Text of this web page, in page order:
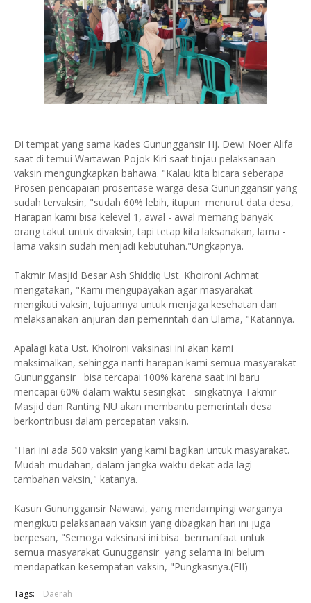
Di tempat yang sama kades Gununggansir Hj. Dewi Noer Alifa
saat di temui Wartawan Pojok Kiri saat tinjau pelaksanaan
vaksin mengungkapkan bahawa. "Kalau kita bicara seberapa
Prosen pencapaian prosentase warga desa Gununggansir yang
sudah tervaksin, "sudah 60% lebih, itupun menurut data desa,
Harapan kami bisa kelevel 1, awal - awal memang banyak
orang takut untuk divaksin, tapi tetap kita laksanakan, lama -
lama vaksin sudah menjadi kebutuhan."Ungkapnya.
Takmir Masjid Besar Ash Shiddiq Ust. Khoironi Achmat
mengatakan, "Kami mengupayakan agar masyarakat
mengikuti vaksin, tujuannya untuk menjaga kesehatan dan
melaksanakan anjuran dari pemerintah dan Ulama, "Katannya.
Apalagi kata Ust. Khoironi vaksinasi ini akan kami
maksimalkan, sehingga nanti harapan kami semua masyarakat
Gununggansir bisa tercapai 100% karena saat ini baru
mencapai 60% dalam waktu sesingkat - singkatnya Takmir
Masjid dan Ranting NU akan membantu pemerintah desa
berkontribusi dalam percepatan vaksin.
"Hari ini ada 500 vaksin yang kami bagikan untuk masyarakat.
Mudah-mudahan, dalam jangka waktu dekat ada lagi
tambahan vaksin," katanya.
Kasun Gununggansir Nawawi, yang mendampingi warganya
mengikuti pelaksanaan vaksin yang dibagikan hari ini juga
berpesan, "Semoga vaksinasi ini bisa bermanfaat untuk
semua masyarakat Gunuggansir yang selama ini belum
mendapatkan kesempatan vaksin, "Pungkasnya.(FII)
Tags: Daerah